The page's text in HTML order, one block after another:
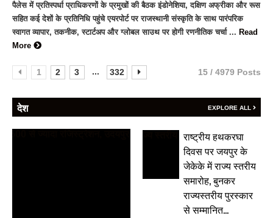
पैलेस में प्रतिस्पर्धा प्राधिकरणों के प्रमुखों की बैठक इंडोनेशिया, दक्षिण अफ्रीका और रूस
सहित कई देशों के प्रतिनिधि पहुंचे एयरपोर्ट पर राजस्थानी संस्कृति के साथ पारंपरिक
स्वागत व्यापार, तकनीक, स्टार्टअप और ग्लोबल साउथ पर होगी रणनीतिक चर्चा ... Read
More
1 2 3 ... 332 15 / 4979 Posts
देश EXPLORE ALL
राष्ट्रीय हथकरघा
दिवस पर जयपुर के
जेकेके में राज्य स्तरीय
समारोह, बुनकर
राज्यस्तरीय पुरस्कार
से सम्मानित…